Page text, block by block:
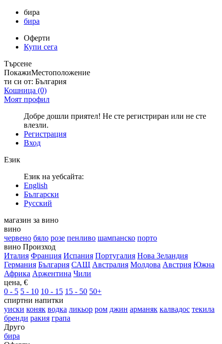
бира
бира
Оферти
Купи сега
Търсене
ПокажиМестоположение
ти си от: България
Кошница (0)
Моят профил
Добре дошли приятел! Не сте регистриран или не сте
влезли.
Регистрация
Вход
Език
Език на уебсайта:
English
Български
Русский
магазин за вино
вино
червено бяло розе пенливо шампанско порто
вино Произход
Италия Франция Испания Португалия Нова Зеландия
Германия България САЩ Австралия Молдова Австрия Южна
Африка Аржентина Чили
цена, €
0 - 5 5 - 10 10 - 15 15 - 50 50+
спиртни напитки
уиски коняк водка ликьор ром джин арманяк калвадос текила
бренди ракия грапа
Друго
бира